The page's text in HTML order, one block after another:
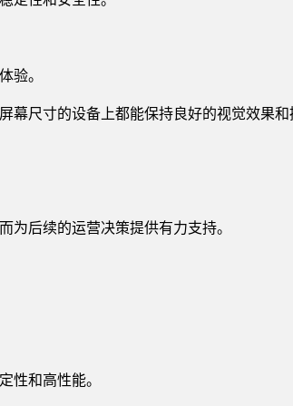
验。
尺寸的设备上都能保持良好的视觉效果和
为后续的运营决策提供有力支持。
性和高性能。